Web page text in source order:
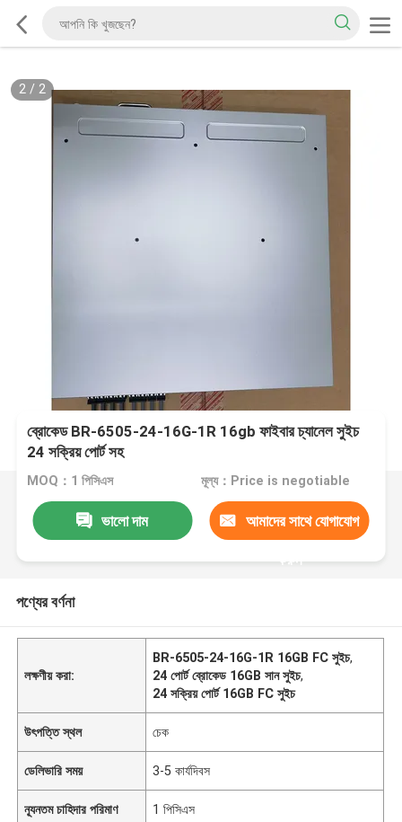
2/ 2
ব্রোকেড BR-6505-24-16G-1R 16gb ফাইবার চ্যানেল সুইচ
24 সক্রিয় পোর্ট সহ
MOQ：1 পিসিএস মূল্য：Price is negotiable
ভালো দাম আমাদের সাথে যোগাযোগ
করুন
পণ্যের বর্ণনা
লক্ষণীয় করা:
BR-6505-24-16G-1R 16GB FC সুইচ,
24 পোর্ট ব্রোকেড 16GB সান সুইচ,
24 সক্রিয় পোর্ট 16GB FC সুইচ
উৎপত্তি স্থল চেক
ডেলিভারি সময় 3-5 কার্যদিবস
ন্যূনতম চাহিদার পরিমাণ 1 পিসিএস